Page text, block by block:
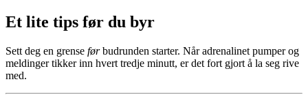
Et lite tips før du byr
Sett deg en grense førbudrunden starter. Når adrenalinet pumper og
meldinger tikker inn hvert tredje minutt, er det fort gjort å la seg rive
med.